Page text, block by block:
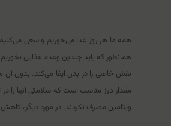
همه ما هر روز غذا می‌خوریم و سعی می‌کنیم
همانطور که باید چندین وعده غذایی بخوریم
نقش خاصی را در بدن ایفا می‌کند. بدون آن
ویتامین مصرف نکردند. در مورد دیگر، کاهش 18 درصدی در سرطان‌های غیر پروستات در میان مردانی که مولتی مصرف کردند (تحقیق با کنترل فعالیت، رژیم غذایی، و سیگار کشیدن و سایر موارد) وجود داشت.